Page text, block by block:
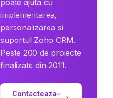
poate ajuta cu
implementarea,
personalizarea si
suportul Zoho CRM.
Peste 200 de proiecte
finalizate din 2011.
Contacteaza-